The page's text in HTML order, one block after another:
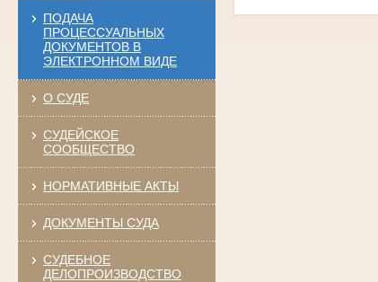
ПОДАЧА
ПРОЦЕССУАЛЬНЫХ
ДОКУМЕНТОВ В
ЭЛЕКТРОННОМ ВИДЕ
О СУДЕ
СУДЕЙСКОЕ
СООБЩЕСТВО
НОРМАТИВНЫЕ АКТЫ
ДОКУМЕНТЫ СУДА
СУДЕБНОЕ
ДЕЛОПРОИЗВОДСТВО